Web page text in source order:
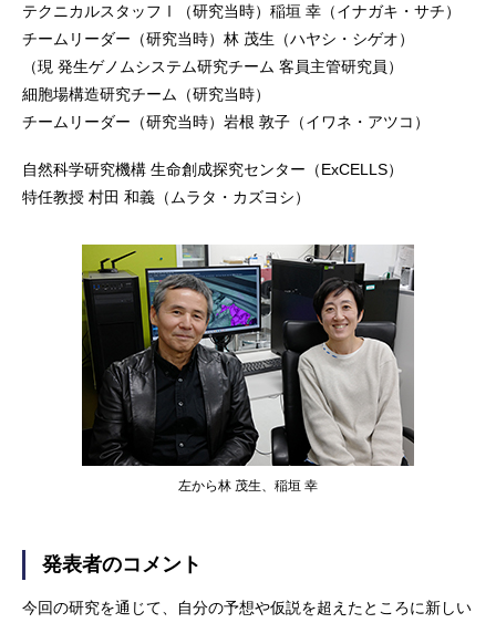
テクニカルスタッフⅠ（研究当時）稲垣 幸（イナガキ・サチ）
チームリーダー（研究当時）林 茂生（ハヤシ・シゲオ）
（現 発生ゲノムシステム研究チーム 客員主管研究員）
細胞場構造研究チーム（研究当時）
チームリーダー（研究当時）岩根 敦子（イワネ・アツコ）
自然科学研究機構 生命創成探究センター（ExCELLS）
特任教授 村田 和義（ムラタ・カズヨシ）
左から林 茂生、稲垣 幸
発表者のコメント
今回の研究を通じて、自分の予想や仮説を超えたところに新しい